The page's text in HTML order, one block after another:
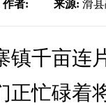
作者: 来源: 滑
千亩连
正忙碌着